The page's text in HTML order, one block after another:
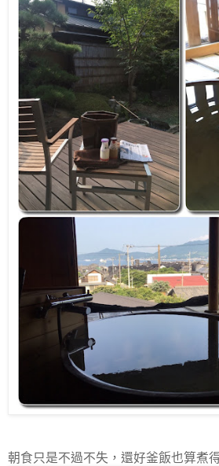
朝食只是不過不失，還好釜飯也算煮